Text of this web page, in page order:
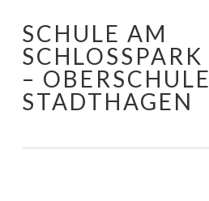
Springe
zum
Inhalt
SCHULE AM
SCHLOSSPARK
– OBERSCHULE
STADTHAGEN